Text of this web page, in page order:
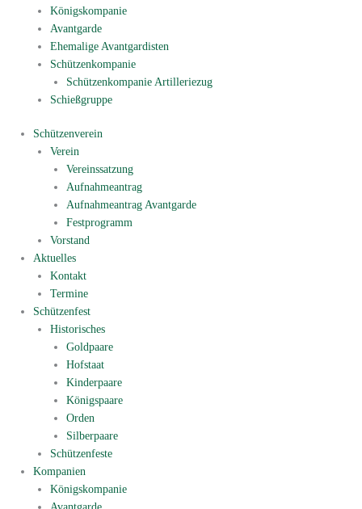
Königskompanie
Avantgarde
Ehemalige Avantgardisten
Schützenkompanie
Schützenkompanie Artilleriezug
Schießgruppe
Schützenverein
Verein
Vereinssatzung
Aufnahmeantrag
Aufnahmeantrag Avantgarde
Festprogramm
Vorstand
Aktuelles
Kontakt
Termine
Schützenfest
Historisches
Goldpaare
Hofstaat
Kinderpaare
Königspaare
Orden
Silberpaare
Schützenfeste
Kompanien
Königskompanie